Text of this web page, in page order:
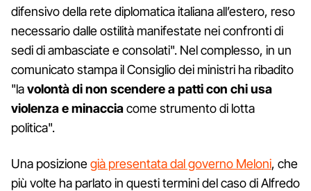
difensivo della rete diplomatica italiana all’estero, reso
necessario dalle ostilità manifestate nei confronti di
sedi di ambasciate e consolati". Nel complesso, in un
comunicato stampa il Consiglio dei ministri ha ribadito
"lavolontà di non scendere a patti con chi usa
violenza e minacciacome strumento di lotta
politica".
Una posizionegià presentata dal governo Meloni, che
più volte ha parlato in questi termini del caso di Alfredo